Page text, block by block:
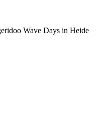
Wave Days in Heide